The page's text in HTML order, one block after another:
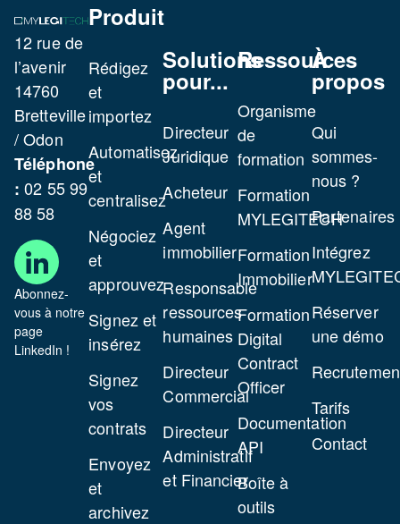
12 rue de
l’avenir
14760
Bretteville
/ Odon
Téléphone
: 02 55 99
88 58
Abonnez-
vous à notre
page
LinkedIn !
Produit
Rédigez
et
importez
Automatisez
et
centralisez
Négociez
et
approuvez
Signez et
insérez
Signez
vos
contrats
Envoyez
et
archivez
Solutions
pour...
Directeur
Juridique
Acheteur
Agent
immobilier
Responsable
ressources
humaines
Directeur
Commercial
Directeur
Administratif
et Financier
Ressources
Organisme
de
formation
Formation
MYLEGITECH
Formation
Immobilier
Formation
Digital
Contract
Officer
Documentation
API
Boîte à
outils
À
propos
Qui
sommes-
nous ?
Partenaires
Intégrez
Réserver
une démo
Tarifs
Contact